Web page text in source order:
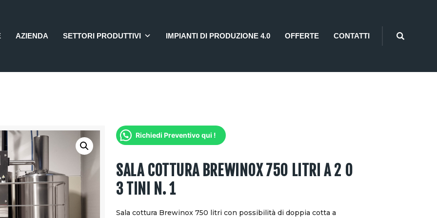
AZIENDA SETTORI PRODUTTIVI IMPIANTI DI PRODUZIONE 4.0 OFFERTE CONTATTI
AZIENDA
4.0
Richiedi Preventivo qui !
SALA COTTURA BREWINOX 750 LITRI A 2 O
3 TINI N. 1
Sala cottura Brewinox 750 litri con possibilità di doppia cotta a